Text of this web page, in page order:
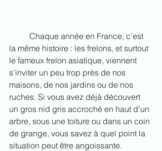
la même histoire : les frelons, et surtout
le fameux frelon asiatique, viennent
s’inviter un peu trop près de nos
maisons, de nos jardins ou de nos
ruches. Si vous avez déjà découvert
un gros nid gris accroché en haut d’un
arbre, sous une toiture ou dans un coin
de grange, vous savez à quel point la
situation peut être angoissante.